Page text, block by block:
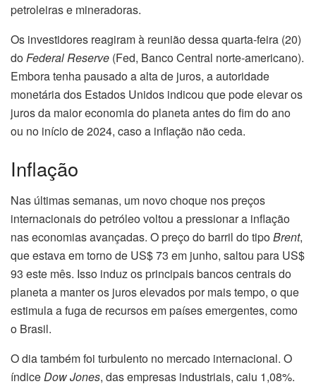
petroleiras e mineradoras.
Os investidores reagiram à reunião dessa quarta-feira (20)
do Federal Reserve (Fed, Banco Central norte-americano).
Embora tenha pausado a alta de juros, a autoridade
monetária dos Estados Unidos indicou que pode elevar os
juros da maior economia do planeta antes do fim do ano
ou no início de 2024, caso a inflação não ceda.
Inflação
Nas últimas semanas, um novo choque nos preços
internacionais do petróleo voltou a pressionar a inflação
nas economias avançadas. O preço do barril do tipoBrent,
que estava em torno de US$ 73 em junho, saltou para US$
93 este mês. Isso induz os principais bancos centrais do
planeta a manter os juros elevados por mais tempo, o que
estimula a fuga de recursos em países emergentes, como
o Brasil.
O dia também foi turbulento no mercado internacional. O
índiceDow Jones, das empresas industriais, caiu 1,08%.